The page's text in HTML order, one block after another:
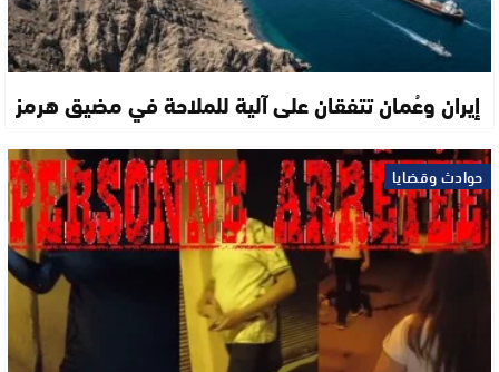
إيران وعُمان تتفقان على آلية للملاحة في مضيق هرمز
حوادث وقضايا